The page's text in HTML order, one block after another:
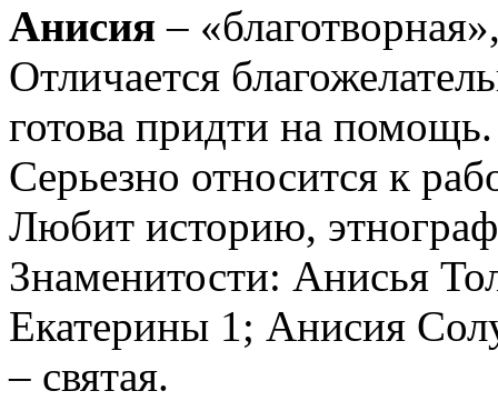
Анисия –
Отличается
готова придти на помощь.
Серьезно относится к
Любит историю,
Знаменитости: Анисья
Екатерины 1; Анисия
– святая.